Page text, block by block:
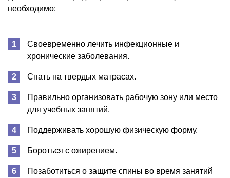
необходимо:
Своевременно лечить инфекционные и
хронические заболевания.
Спать на твердых матрасах.
Правильно организовать рабочую зону или место
для учебных занятий.
Поддерживать хорошую физическую форму.
Бороться с ожирением.
Позаботиться о защите спины во время занятий